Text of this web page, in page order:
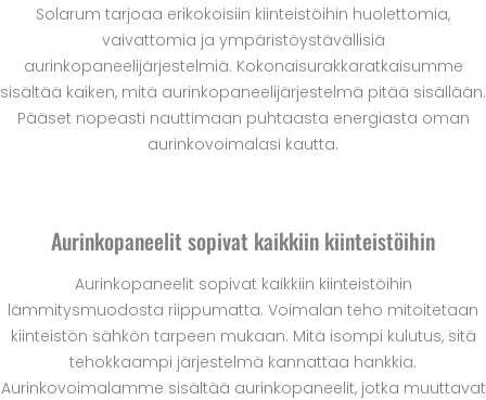
Solarum tarjoaa erikokoisiin kiinteistöihin huolettomia,
vaivattomia ja ympäristöystävällisiä
aurinkopaneelijärjestelmiä. Kokonaisurakkaratkaisumme
sisältää kaiken, mitä aurinkopaneelijärjestelmä pitää sisällään.
Pääset nopeasti nauttimaan puhtaasta energiasta oman
aurinkovoimalasi kautta.
Aurinkopaneelit sopivat kaikkiin kiinteistöihin
Aurinkopaneelit sopivat kaikkiin kiinteistöihin
lämmitysmuodosta riippumatta. Voimalan teho mitoitetaan
kiinteistön sähkön tarpeen mukaan. Mitä isompi kulutus, sitä
tehokkaampi järjestelmä kannattaa hankkia.
Aurinkovoimalamme sisältää aurinkopaneelit, jotka muuttavat